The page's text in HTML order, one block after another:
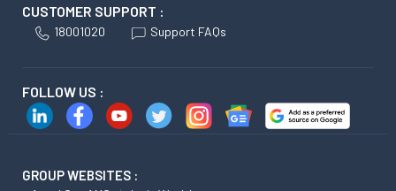
CUSTOMER SUPPORT :
18001020 Support FAQs
FOLLOW US :
GROUP WEBSITES :